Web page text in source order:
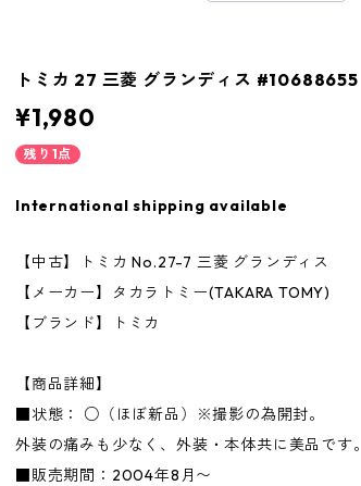
トミカ 27 三菱 グランディス #10688655
¥1,980
残り1点
International shipping available
【中古】トミカ No.27-7 三菱 グランディス
【メーカー】タカラトミー(TAKARA TOMY)
【ブランド】トミカ
【商品詳細】
■状態： ○（ほぼ新品）※撮影の為開封。
外装の痛みも少なく、外装・本体共に美品です。
■販売期間：2004年8月〜